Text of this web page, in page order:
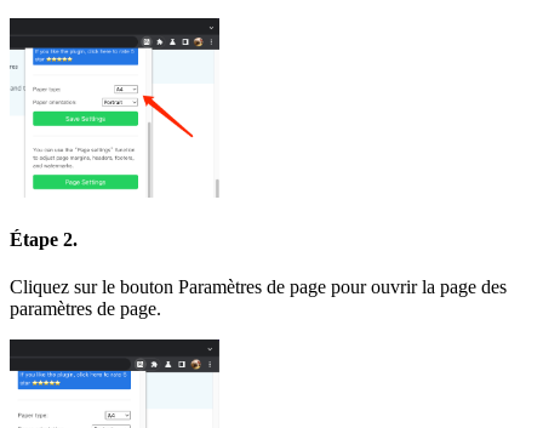
Étape 2.
Cliquez sur le bouton Paramètres de page pour ouvrir la page des
paramètres de page.